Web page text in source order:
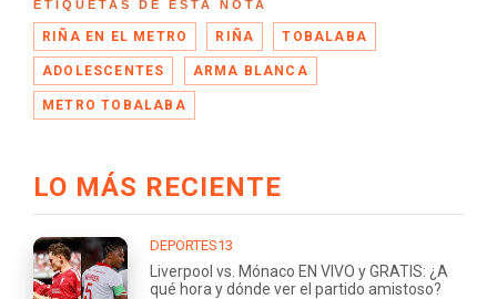
ETIQUETAS DE ESTA NOTA
RIÑA EN EL METRO RIÑA TOBALABA
ADOLESCENTES ARMA BLANCA
METRO TOBALABA
LO MÁS RECIENTE
DEPORTES13
Liverpool vs. Mónaco EN VIVO y GRATIS: ¿A
qué hora y dónde ver el partido amistoso?